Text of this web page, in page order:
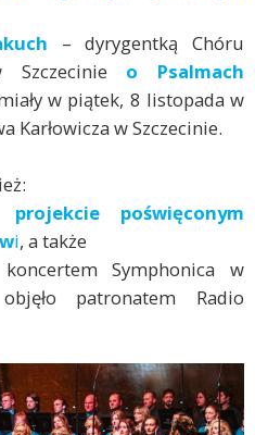
– dyrygentką Chóru
Szczecinie o Psalmach
w piątek, 8 listopada w
Karłowicza w Szczecinie.
poświęconym
i, a także
Symphonica w
patronatem Radio